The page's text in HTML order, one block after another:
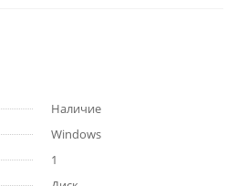
Наличие
Windows
1